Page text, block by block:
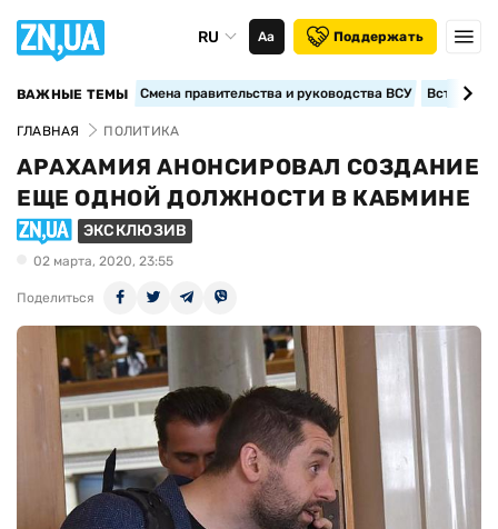
RU Аа Поддержать
ВАЖНЫЕ ТЕМЫ Смена правительства и руководства ВСУ
ГЛАВНАЯ ПОЛИТИКА
АРАХАМИЯ АНОНСИРОВАЛ СОЗДАНИЕ
ЕЩЕ ОДНОЙ ДОЛЖНОСТИ В КАБМИНЕ
ЭКСКЛЮЗИВ
02 марта, 2020, 23:55
Поделиться